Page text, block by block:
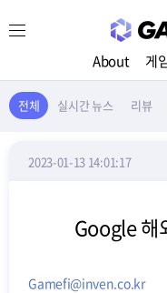
About 게
전체 실시간 뉴스 리뷰
2023-01-13 14:01:17
Google 해
Gamefi@inven.co.kr